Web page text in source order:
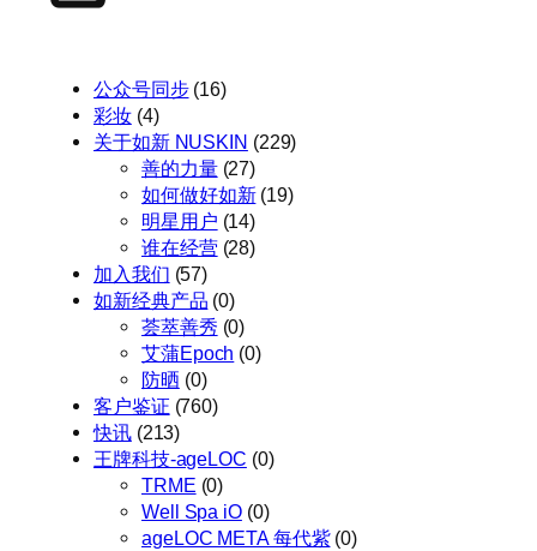
公众号同步(16)
彩妆(4)
关于如新 NUSKIN (229)
善的力量(27)
如何做好如新(19)
明星用户 (14)
谁在经营(28)
加入我们 (57)
如新经典产品 (0)
荟萃善秀 (0)
艾蒲Epoch (0)
防晒 (0)
客户鉴证 (760)
快讯(213)
王牌科技-ageLOC (0)
TRME (0)
Well Spa iO(0)
ageLOC META 每代紫(0)